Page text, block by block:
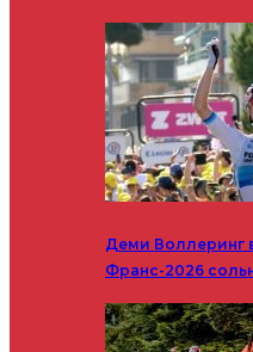
Деми Воллеринг
Франс-2026